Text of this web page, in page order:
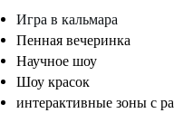
Игра в кальмара
Пенная вечеринка
Научное шоу
Шоу красок
интерактивные зоны с